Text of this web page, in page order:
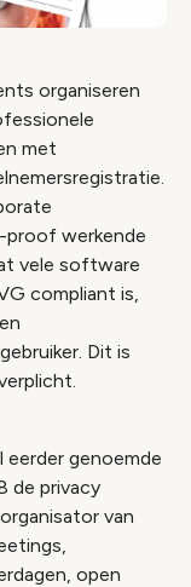
organiseren
met
proof werkende
vele software
compliant is,
Dit is
eerder genoemde
de privacy
van
open